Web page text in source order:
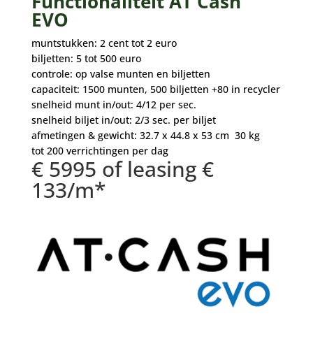
EVO
muntstukken: 2 cent tot 2 euro
biljetten: 5 tot 500 euro
controle: op valse munten en biljetten
capaciteit: 1500 munten, 500 biljetten +80 in recycler
snelheid munt in/out: 4/12 per sec.
snelheid biljet in/out: 2/3 sec. per biljet
afmetingen & gewicht: 32.7 x 44.8 x 53 cm 30 kg
tot 200 verrichtingen per dag
€ 5995 of leasing €
133/m*